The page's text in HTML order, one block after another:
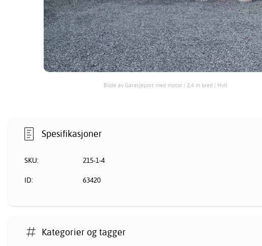
Bilde av Garasjeport med motor | 2,4 m bred | Hvit
Spesifikasjoner
SKU: 215-1-4
ID: 63420
Kategorier og tagger